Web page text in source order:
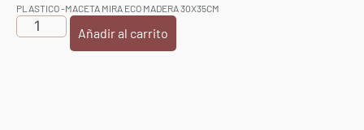
PLASTICO -MACETA MIRA ECO MADERA 30X35CM
Añadir al carrito